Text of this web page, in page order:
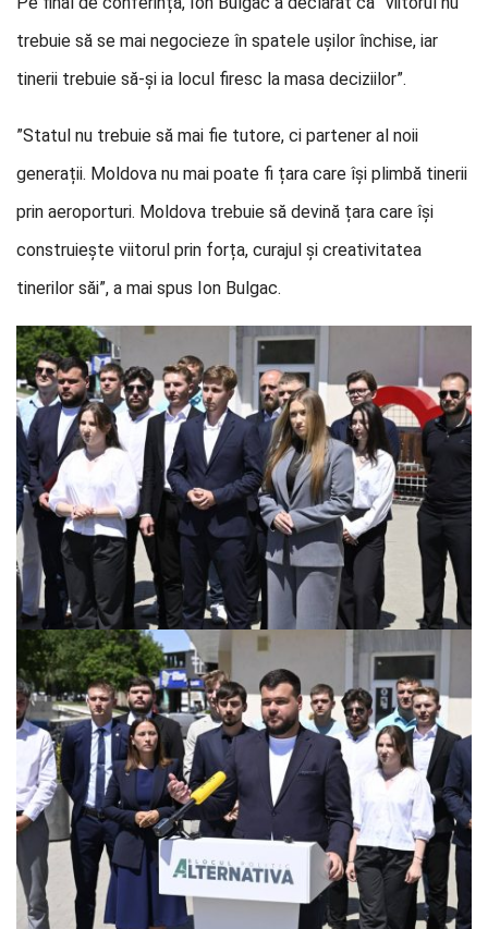
trebuie să se mai negocieze în spatele ușilor închise, iar
tinerii trebuie să-și ia locul firesc la masa deciziilor”.
”Statul nu trebuie să mai fie tutore, ci partener al noii
generații. Moldova nu mai poate fi țara care își plimbă tinerii
prin aeroporturi. Moldova trebuie să devină țara care își
construiește viitorul prin forța, curajul și creativitatea
tinerilor săi”, a mai spus Ion Bulgac.